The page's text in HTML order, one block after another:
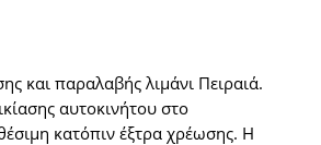
και παραλαβής λιμάνι Πειραιά.
αυτοκινήτου στο
κατόπιν έξτρα χρέωσης. Η